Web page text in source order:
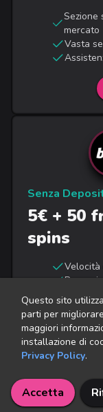
Sezione
mercato
Vasta
Senza
5€ + 50
spins
Velocità
Tra i
Questo sito
parti per
maggiori
installazione di
Privacy Policy.
Accetta